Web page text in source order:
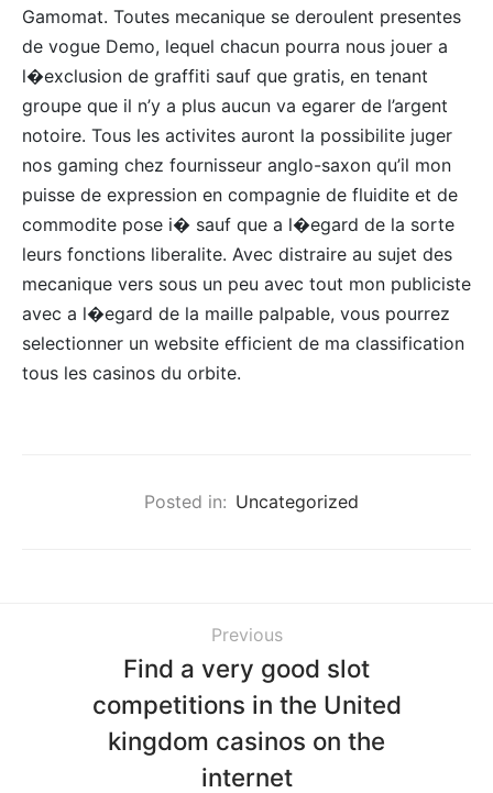
Gamomat. Toutes mecanique se deroulent presentes
de vogue Demo, lequel chacun pourra nous jouer a
l�exclusion de graffiti sauf que gratis, en tenant
groupe que il n’y a plus aucun va egarer de l’argent
notoire. Tous les activites auront la possibilite juger
nos gaming chez fournisseur anglo-saxon qu’il mon
puisse de expression en compagnie de fluidite et de
commodite pose i� sauf que a l�egard de la sorte
leurs fonctions liberalite. Avec distraire au sujet des
mecanique vers sous un peu avec tout mon publiciste
avec a l�egard de la maille palpable, vous pourrez
selectionner un website efficient de ma classification
tous les casinos du orbite.
Posted in: Uncategorized
Previous
Find a very good slot
competitions in the United
kingdom casinos on the
internet